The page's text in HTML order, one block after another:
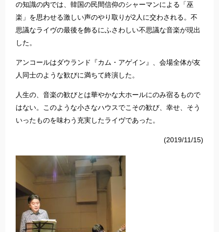
の知識の内では、韓国の民間信仰のシャーマンによる「巫
楽」を思わせる激しい声のやり取りが2人に交わされる。不
思議なライヴの最後を飾るにふさわしい不思議な音楽が現出
した。
アンコールはダウランド『カム・アゲイン』、会場全体が友
人同士のような歓びに満ちて終演した。
人生の、音楽の歓びとは華やかな大ホールにのみ宿るもので
はない。このような小さなハウスでこその歓び、幸せ、そう
いったものを味わう充実したライヴであった。
(2019/11/15)